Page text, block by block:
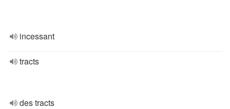
incessant
tracts
des tracts